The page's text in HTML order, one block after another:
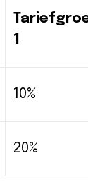
1
10%
20%